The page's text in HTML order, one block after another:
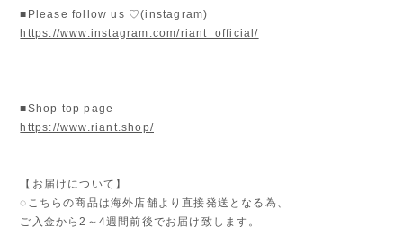
■Please follow us ♡(instagram)
https://www.instagram.com/riant_official/
■Shop top page
https://www.riant.shop/
【お届けについて】
◌こちらの商品は海外店舗より直接発送となる為、
ご入金から2～4週間前後でお届け致します。